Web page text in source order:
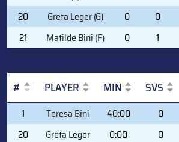
20
Greta Leger (G) 0 0
21
Matilde Bini (F) 0 1
# PLAYER MIN SVS
PLAYER MIN SVS
1 Teresa Bini 40:00 0
20
Greta Leger 0:00 0